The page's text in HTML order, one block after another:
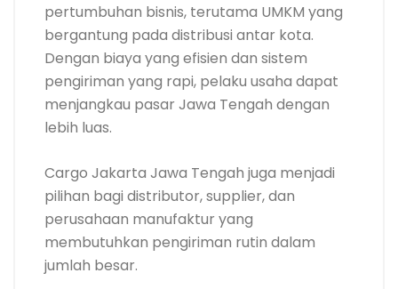
pertumbuhan bisnis, terutama UMKM yang
bergantung pada distribusi antar kota.
Dengan biaya yang efisien dan sistem
pengiriman yang rapi, pelaku usaha dapat
menjangkau pasar Jawa Tengah dengan
lebih luas.
Cargo Jakarta Jawa Tengah juga menjadi
pilihan bagi distributor, supplier, dan
perusahaan manufaktur yang
membutuhkan pengiriman rutin dalam
jumlah besar.